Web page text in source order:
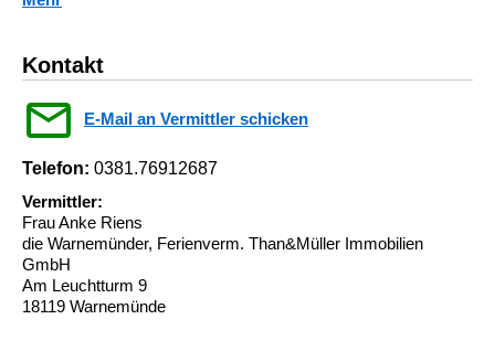
Kontakt
E-Mail an Vermittler schicken
Telefon: 0381.76912687
Vermittler:
Frau Anke Riens
die Warnemünder, Ferienverm. Than&Müller Immobilien
GmbH
Am Leuchtturm 9
18119 Warnemünde